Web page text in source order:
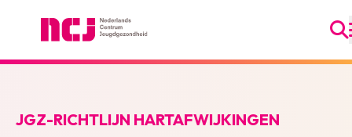
JGZ-RICHTLIJN HARTAFWIJKINGEN